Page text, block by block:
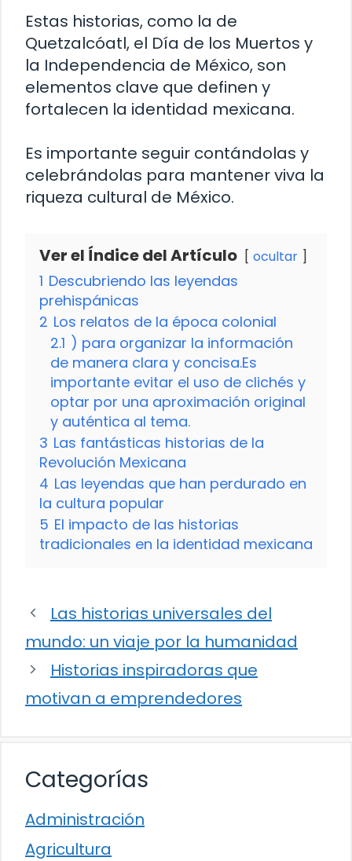
Estas historias, como la de
Quetzalcóatl, el Día de los Muertos y
la Independencia de México, son
elementos clave que definen y
fortalecen la identidad mexicana.
Es importante seguir contándolas y
celebrándolas para mantener viva la
riqueza cultural de México.
Ver el Índice del Artículo ocultar
1 Descubriendo las leyendas
prehispánicas
2 Los relatos de la época colonial
2.1 ) para organizar la información
de manera clara y concisa.Es
importante evitar el uso de clichés y
optar por una aproximación original
y auténtica al tema.
3 Las fantásticas historias de la
Revolución Mexicana
4 Las leyendas que han perdurado en
la cultura popular
5 El impacto de las historias
tradicionales en la identidad mexicana
Las historias universales del
mundo: un viaje por la humanidad
Historias inspiradoras que
motivan a emprendedores
Categorías
Administración
Agricultura